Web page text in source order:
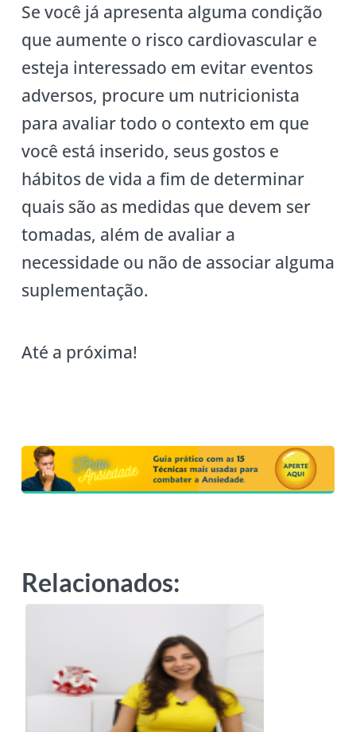
Se você já apresenta alguma condição
que aumente o risco cardiovascular e
esteja interessado em evitar eventos
adversos, procure um nutricionista
para avaliar todo o contexto em que
você está inserido, seus gostos e
hábitos de vida a fim de determinar
quais são as medidas que devem ser
tomadas, além de avaliar a
necessidade ou não de associar alguma
suplementação.
Até a próxima!
Relacionados: